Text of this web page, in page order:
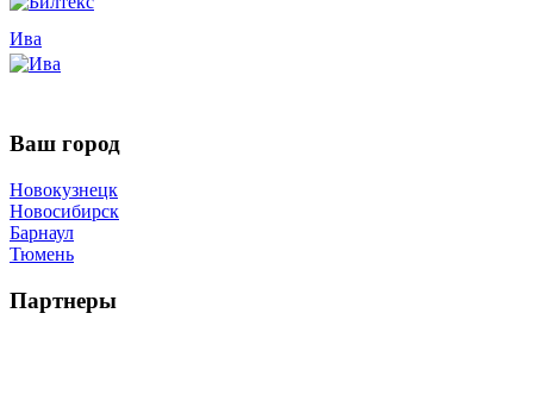
Ива
Ваш город
Новокузнецк
Новосибирск
Барнаул
Тюмень
Партнеры